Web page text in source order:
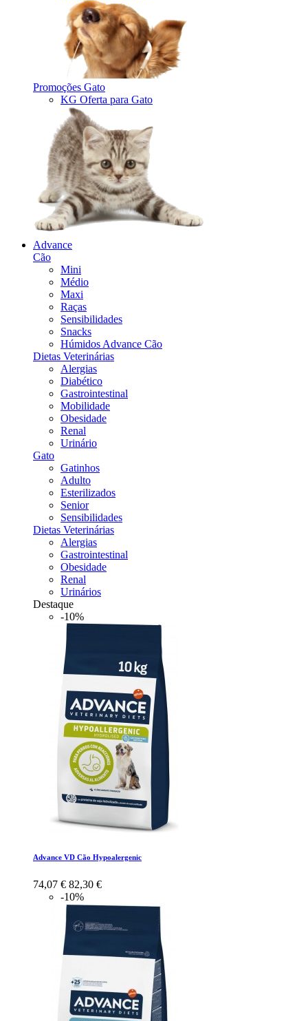
Promoções Gato
KG Oferta para Gato
Advance
Cão
Mini
Médio
Maxi
Raças
Sensibilidades
Snacks
Húmidos Advance Cão
Dietas Veterinárias
Alergias
Diabético
Gastrointestinal
Mobilidade
Obesidade
Renal
Urinário
Gato
Gatinhos
Adulto
Esterilizados
Senior
Sensibilidades
Dietas Veterinárias
Alergias
Gastrointestinal
Obesidade
Renal
Urinários
Destaque
-10%
Advance VD Cão Hypoalergenic
74,07 € 82,30 €
-10%